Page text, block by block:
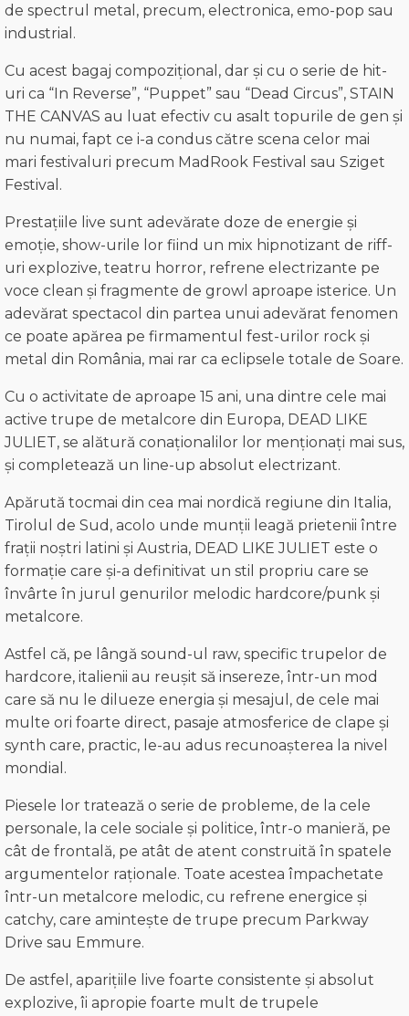
de spectrul metal, precum, electronica, emo-pop sau
industrial.
Cu acest bagaj compozițional, dar și cu o serie de hit-
uri ca “In Reverse”, “Puppet” sau “Dead Circus”, STAIN
THE CANVAS au luat efectiv cu asalt topurile de gen și
nu numai, fapt ce i-a condus către scena celor mai
mari festivaluri precum MadRook Festival sau Sziget
Festival.
Prestațiile live sunt adevărate doze de energie și
emoție, show-urile lor fiind un mix hipnotizant de riff-
uri explozive, teatru horror, refrene electrizante pe
voce clean și fragmente de growl aproape isterice. Un
adevărat spectacol din partea unui adevărat fenomen
ce poate apărea pe firmamentul fest-urilor rock și
metal din România, mai rar ca eclipsele totale de Soare.
Cu o activitate de aproape 15 ani, una dintre cele mai
active trupe de metalcore din Europa, DEAD LIKE
JULIET, se alătură conaționalilor lor menționați mai sus,
și completează un line-up absolut electrizant.
Apărută tocmai din cea mai nordică regiune din Italia,
Tirolul de Sud, acolo unde munții leagă prietenii între
frații noștri latini și Austria, DEAD LIKE JULIET este o
formație care și-a definitivat un stil propriu care se
învârte în jurul genurilor melodic hardcore/punk și
metalcore.
Astfel că, pe lângă sound-ul raw, specific trupelor de
hardcore, italienii au reușit să insereze, într-un mod
care să nu le dilueze energia și mesajul, de cele mai
multe ori foarte direct, pasaje atmosferice de clape și
synth care, practic, le-au adus recunoașterea la nivel
mondial.
Piesele lor tratează o serie de probleme, de la cele
personale, la cele sociale și politice, într-o manieră, pe
cât de frontală, pe atât de atent construită în spatele
argumentelor raționale. Toate acestea împachetate
într-un metalcore melodic, cu refrene energice și
catchy, care amintește de trupe precum Parkway
Drive sau Emmure.
De astfel, aparițiile live foarte consistente și absolut
explozive, îi apropie foarte mult de trupele